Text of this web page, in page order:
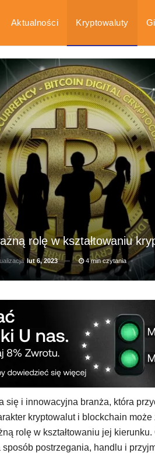
Aktualności Kryptowaluty
Gospodarka Poradniki
rolę w kształtowaniu
lut 6, 2023 4 min czytania
się i innowacyjna branża, która
kryptowalut i blockchain
rolę w kształtowaniu jej
sposób postrzegania, handlu i